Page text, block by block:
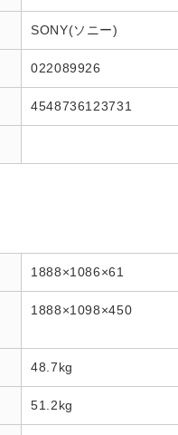
SONY(ソニー)
022089926
4548736123731
1888×1086×61
1888×1098×450
48.7kg
51.2kg